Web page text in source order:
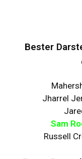
Bester
Jharrel
Sam
Russell